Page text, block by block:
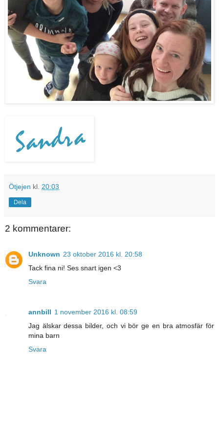
Ötjejen kl. 20:03
Dela
2 kommentarer:
Unknown 23 oktober 2016 kl. 20:58
Tack fina ni! Ses snart igen <3
Svara
annbill 1 november 2016 kl. 08:59
Jag älskar dessa bilder, och vi bör ge en bra atmosfär för
mina barn
Svara